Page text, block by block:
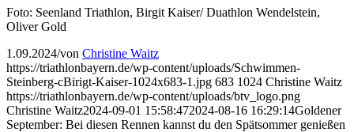
Foto: Seenland Triathlon, Birgit Kaiser/ Duathlon Wendelstein,
Oliver Gold
1.09.2024/von Christine Waitz
https://triathlonbayern.de/wp-content/uploads/Schwimmen-
Steinberg-cBirigt-Kaiser-1024x683-1.jpg 683 1024 Christine Waitz
https://triathlonbayern.de/wp-content/uploads/btv_logo.png
Christine Waitz2024-09-01 15:58:472024-08-16 16:29:14Goldener
September: Bei diesen Rennen kannst du den Spätsommer genießen